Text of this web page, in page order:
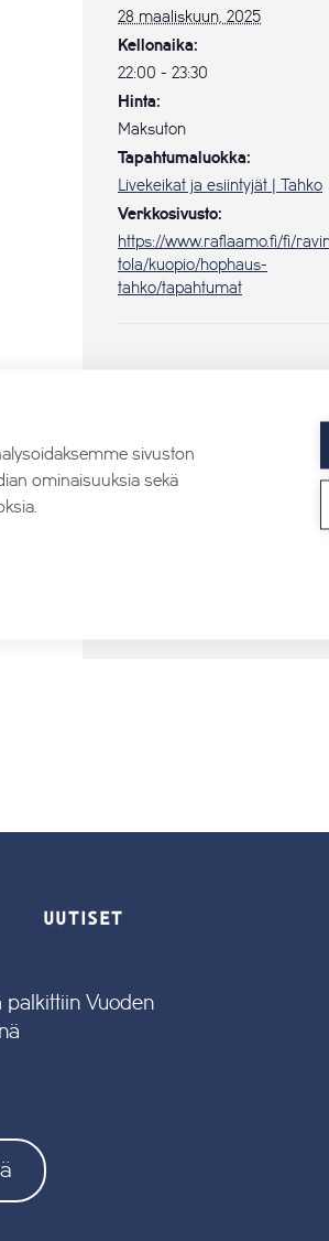
28 maaliskuun, 2025
Kellonaika:
22:00 - 23:30
Hinta:
Maksuton
Tapahtumaluokka:
Livekeikat ja esiintyjät | Tahko
Verkkosivusto:
https://www.raflaamo.fi/fi/
tola/kuopio/hophaus-
tahko/tapahtumat
UUTISET
palkittiin Vuoden
sivuston
ominaisuuksia sekä